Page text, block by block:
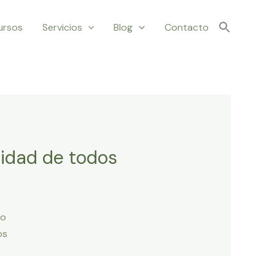
Servicios Blog Contacto
de todos